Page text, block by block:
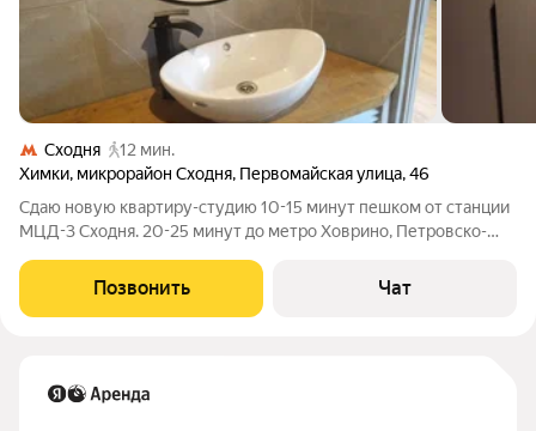
Сходня
12 мин.
Химки, микрорайон Сходня, Первомайская улица,46
Сдаю новую квартиру-студию 10-15 минут пешком от станции
МЦД-3 Сходня. 20-25 минут до метро Ховрино, Петровско-
Современный ремонт - никто не жил. Новая мебель и техника.
Для 1-2 человек.
Позвонить Чат